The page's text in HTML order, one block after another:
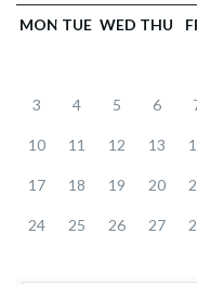
MON TUE WED THU
3 4 5 6
10 11 12 13
17 18 19 20
24 25 26 27